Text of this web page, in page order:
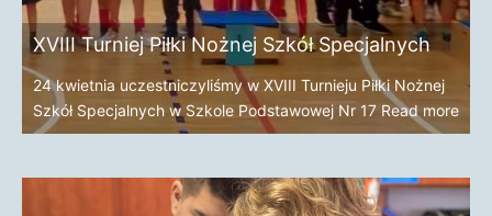
XVIII Turniej Piłki Nożnej Szkół Specjalnych
24 kwietnia uczestniczyliśmy w XVIII Turnieju Piłki Nożnej
Szkół Specjalnych w Szkole Podstawowej Nr 17 Read more